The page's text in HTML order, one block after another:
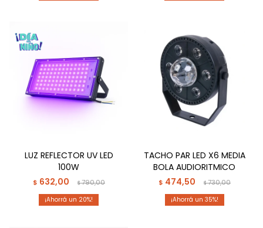
LUZ REFLECTOR UV LED
100W
$ 632,00 $790,00
20
TACHO PAR LED X6 MEDIA
BOLA AUDIORITMICO
$ 474,50 $730,00
35